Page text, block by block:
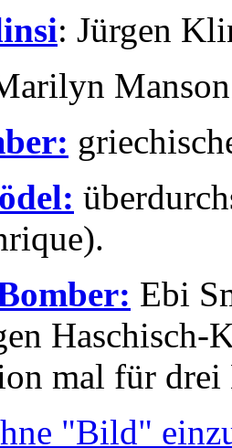
: Jürgen
Ebi
Haschisch-
mal für drei
"Bild"